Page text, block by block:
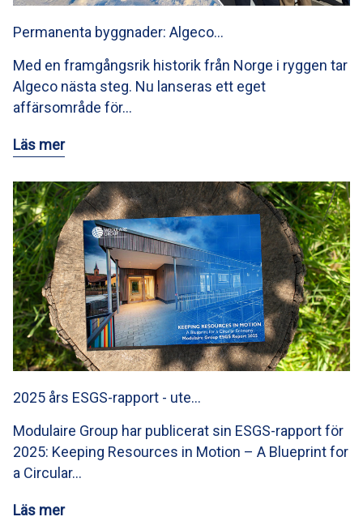
Permanenta byggnader: Algeco…
Med en framgångsrik historik från Norge i ryggen tar
Algeco nästa steg. Nu lanseras ett eget
affärsområde för…
Läs mer
2025 års ESGS-rapport - ute…
Modulaire Group har publicerat sin ESGS-rapport för
2025: Keeping Resources in Motion – A Blueprint for
a Circular…
Läs mer